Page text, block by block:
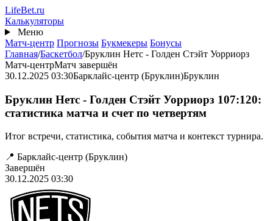
Перейти
к
основному
содержанию
LifeBet.ru
Калькуляторы
Меню
Матч-центр Прогнозы Букмекеры Бонусы
Главная/Баскетбол/Бруклин Нетс - Голден Стэйт Уорриорз
Матч-центрМатч завершён
30.12.2025 03:30Барклайс-центр (Бруклин)Бруклин
Бруклин Нетс - Голден Стэйт Уорриорз 107:120:
статистика матча и счет по четвертям
Итог встречи, статистика, события матча и контекст турнира.
📍 Барклайс-центр (Бруклин)
Завершён
30.12.2025 03:30